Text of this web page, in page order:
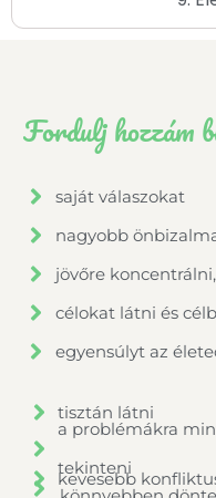
Fordulj hozzám
saját válaszokat
nagyobb
jövőre
célokat látni és
egyensúlyt az
tisztán látni
a problémákra
tekinteni
kevesebb